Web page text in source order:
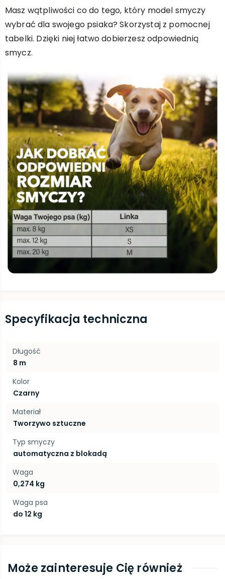
Masz wątpliwości co do tego, który model smyczy
wybrać dla swojego psiaka? Skorzystaj z pomocnej
tabelki. Dzięki niej łatwo dobierzesz odpowiednią
smycz.
Specyfikacja techniczna
Długość
8 m
Kolor
Czarny
Materiał
Tworzywo sztuczne
Typ smyczy
automatyczna z blokadą
Waga
0,274 kg
Waga psa
do 12 kg
Może zainteresuje Cię również